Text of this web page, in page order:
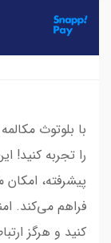
با بلوتوث
را تجربه کنید!
پیشرفته، امکان
فراهم می‌کند.
کنید و هرگز